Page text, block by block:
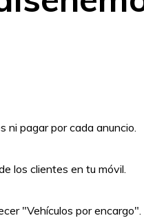
ni pagar por cada anuncio.
los clientes en tu móvil.
"Vehículos por encargo".